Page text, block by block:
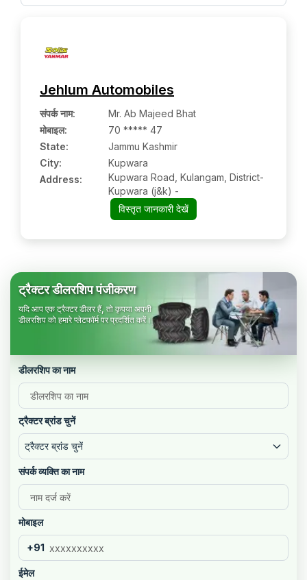
Jehlum Automobiles
संपर्क नाम:
Mr. Ab Majeed Bhat
मोबाइल:
70 ***** 47
State:
Jammu Kashmir
City:
Kupwara
Address:
Kupwara Road, Kulangam, District-
Kupwara (j&k) -
विस्तृत जानकारी देखें
ट्रैक्टर डीलरशिप पंजीकरण
यदि आप एक ट्रैक्टर डीलर हैं, तो कृपया अपनी
डीलरशिप को हमारे प्लेटफॉर्म पर प्रदर्शित करें।
डीलरशिप का नाम
ट्रैक्टर ब्रांड चुनें
ट्रैक्टर ब्रांड चुनें
संपर्क व्यक्ति का नाम
मोबाइल
+91
ईमेल